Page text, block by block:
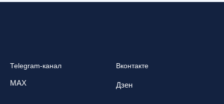
Telegram-канал Вконтакте
MAX Дзен